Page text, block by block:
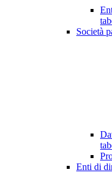
Società
Enti di